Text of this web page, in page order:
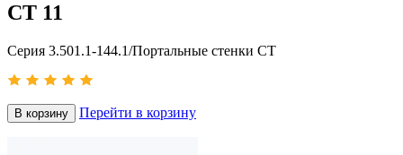
СТ 11
Серия 3.501.1-144.1/Портальные стенки СТ
В корзину Перейти в корзину